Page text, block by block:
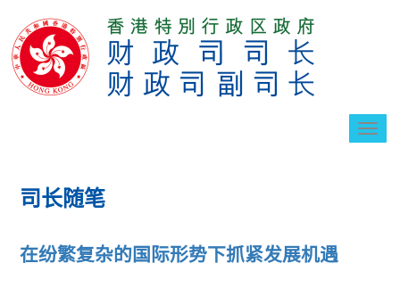
切
司长随笔
在纷繁复杂的国际形势下抓紧发展机遇